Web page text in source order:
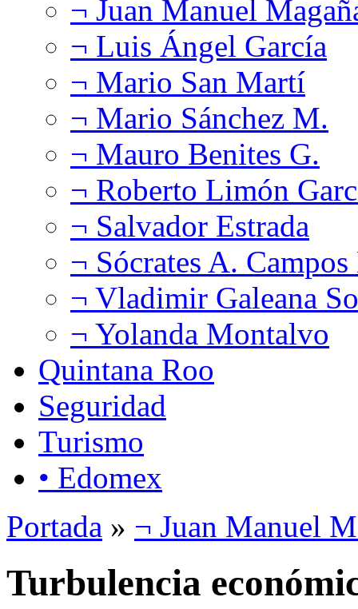
¬ Juan Manuel
¬ Luis Ángel García
¬ Mario San Martí
¬ Mario Sánchez M.
¬ Mauro Benites G.
¬ Roberto Limón
¬ Salvador Estrada
¬ Sócrates A.
¬ Vladimir Galeana
¬ Yolanda Montalvo
Quintana Roo
Seguridad
Turismo
• Edomex
Portada » ¬ Juan Manuel
Turbulencia